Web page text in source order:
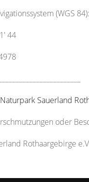
(WGS 84):
44
Naturpark Sauerland
oder
Rothaargebirge